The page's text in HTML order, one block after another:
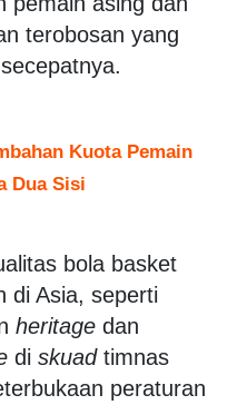
terobosan yang
Kuota Pemain
Dua Sisi
bola basket
di Asia, seperti
heritage dan
di skuadtimnas
peraturan